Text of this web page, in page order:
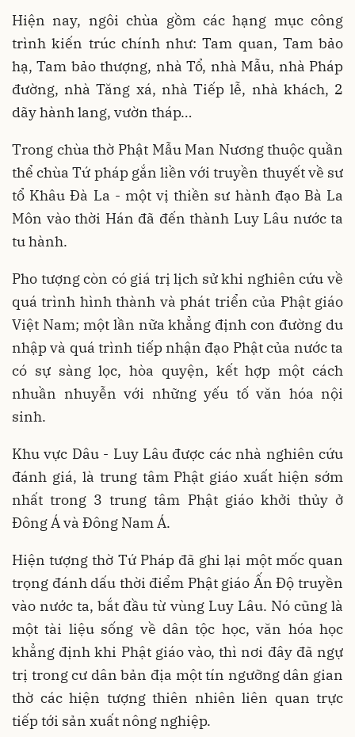
Hiện nay, ngôi chùa gồm các hạng mục công
trình kiến trúc chính như: Tam quan, Tam bảo
hạ, Tam bảo thượng, nhà Tổ, nhà Mẫu, nhà Pháp
đường, nhà Tăng xá, nhà Tiếp lễ, nhà khách, 2
dãy hành lang, vườn tháp…
Trong chùa thờ Phật Mẫu Man Nương thuộc quần
thể chùa Tứ pháp gắn liền với truyền thuyết về sư
tổ Khâu Đà La - một vị thiền sư hành đạo Bà La
Môn vào thời Hán đã đến thành Luy Lâu nước ta
tu hành.
Pho tượng còn có giá trị lịch sử khi nghiên cứu về
quá trình hình thành và phát triển của Phật giáo
Việt Nam; một lần nữa khẳng định con đường du
nhập và quá trình tiếp nhận đạo Phật của nước ta
có sự sàng lọc, hòa quyện, kết hợp một cách
nhuần nhuyễn với những yếu tố văn hóa nội
sinh.
Khu vực Dâu - Luy Lâu được các nhà nghiên cứu
đánh giá, là trung tâm Phật giáo xuất hiện sớm
nhất trong 3 trung tâm Phật giáo khởi thủy ở
Đông Á và Đông Nam Á.
Hiện tượng thờ Tứ Pháp đã ghi lại một mốc quan
trọng đánh dấu thời điểm Phật giáo Ấn Độ truyền
vào nước ta, bắt đầu từ vùng Luy Lâu. Nó cũng là
một tài liệu sống về dân tộc học, văn hóa học
khẳng định khi Phật giáo vào, thì nơi đây đã ngự
trị trong cư dân bản địa một tín ngưỡng dân gian
thờ các hiện tượng thiên nhiên liên quan trực
tiếp tới sản xuất nông nghiệp.